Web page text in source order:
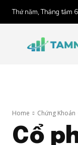
Thứ năm, Tháng tám
Home Chứng Khoán
Cổ